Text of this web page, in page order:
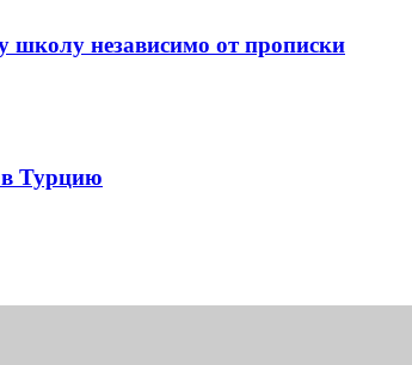
школу независимо от прописки
в Турцию